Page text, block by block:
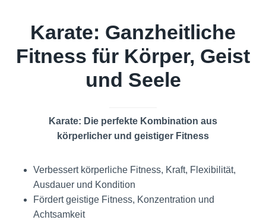
Karate: Ganzheitliche
Fitness für Körper, Geist
und Seele
Karate: Die perfekte Kombination aus
körperlicher und geistiger Fitness
Verbessert körperliche Fitness, Kraft, Flexibilität,
Ausdauer und Kondition
Fördert geistige Fitness, Konzentration und
Achtsamkeit